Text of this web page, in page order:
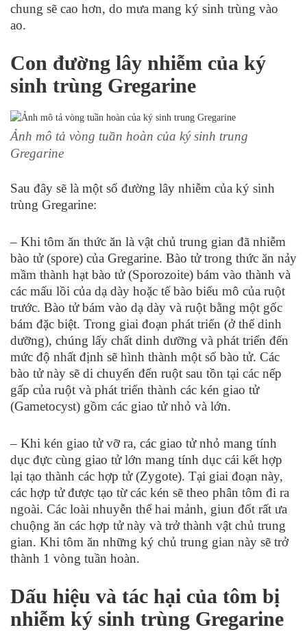
chung sẽ cao hơn, do mưa mang ký sinh trùng vào
ao.
Con đường lây nhiễm của ký
sinh trùng Gregarine
Ảnh mô tả vòng tuần hoàn của ký sinh trung
Gregarine
Sau đây sẽ là một số đường lây nhiễm của ký sinh
trùng Gregarine:
– Khi tôm ăn thức ăn là vật chủ trung gian đã nhiễm
bào tử (spore) của Gregarine. Bào tử trong thức ăn nảy
mầm thành hạt bào tử (Sporozoite) bám vào thành và
các mấu lồi của dạ dày hoặc tế bào biểu mô của ruột
trước. Bào tử bám vào dạ dày và ruột bằng một gốc
bám đặc biệt. Trong giai đoạn phát triển (ở thể dinh
dưỡng), chúng lấy chất dinh dưỡng và phát triển đến
mức độ nhất định sẽ hình thành một số bào tử. Các
bào tử này sẽ di chuyển đến ruột sau tồn tại các nếp
gấp của ruột và phát triển thành các kén giao tử
(Gametocyst) gồm các giao tử nhỏ và lớn.
– Khi kén giao tử vỡ ra, các giao tử nhỏ mang tính
dục đực cùng giao tử lớn mang tính dục cái kết hợp
lại tạo thành các hợp tử (Zygote). Tại giai đoạn này,
các hợp tử được tạo từ các kén sẽ theo phân tôm đi ra
ngoài. Các loài nhuyễn thể hai mảnh, giun đốt rất ưa
chuộng ăn các hợp tử này và trở thành vật chủ trung
gian. Khi tôm ăn những ký chủ trung gian này sẽ trở
thành 1 vòng tuần hoàn.
Dấu hiệu và tác hại của tôm bị
nhiễm ký sinh trùng Gregarine